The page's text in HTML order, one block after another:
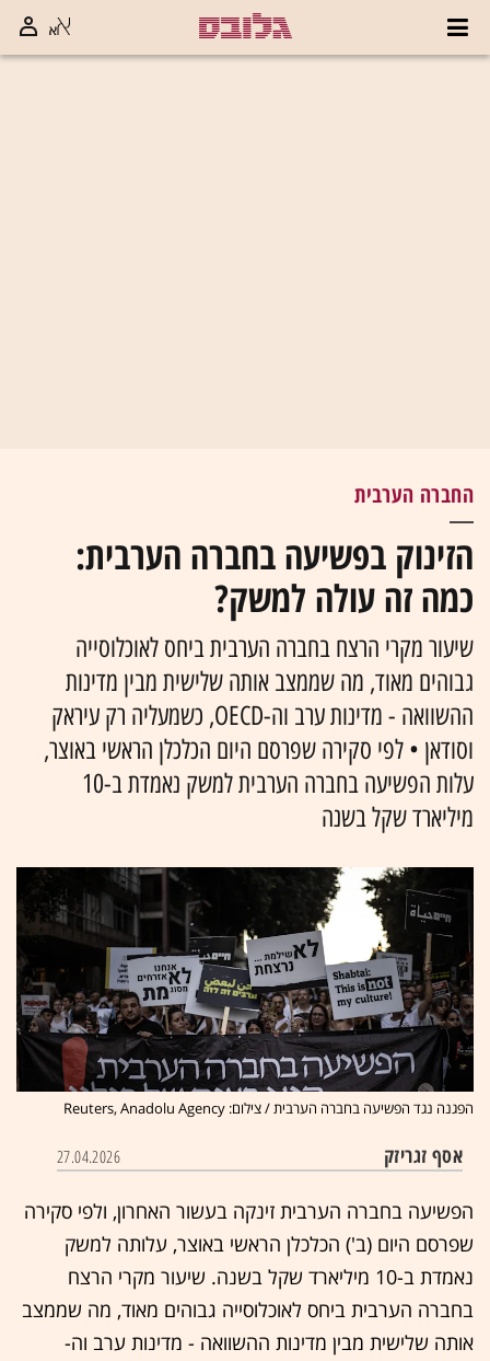
החברה הערבית
הזינוק בפשיעה בחברה הערבית:
כמה זה עולה למשק?
שיעור מקרי הרצח בחברה הערבית ביחס לאוכלוסייה
גבוהים מאוד, מה שממצב אותה שלישית מבין מדינות
ההשוואה - מדינות ערב וה-OECD, כשמעליה רק עיראק
וסודאן • לפי סקירה שפרסם היום הכלכלן הראשי באוצר,
עלות הפשיעה בחברה הערבית למשק נאמדת ב-10
מיליארד שקל בשנה
הפגנה נגד הפשיעה בחברה הערבית / צילום: Reuters, Anadolu Agency
אסף זגריזק 27.04.2026
הפשיעה בחברה הערבית זינקה בעשור האחרון, ולפי סקירה
שפרסם היום (ב') הכלכלן הראשי באוצר, עלותה למשק
נאמדת ב-10 מיליארד שקל בשנה. שיעור מקרי הרצח
בחברה הערבית ביחס לאוכלוסייה גבוהים מאוד, מה שממצב
אותה שלישית מבין מדינות ההשוואה - מדינות ערב וה-